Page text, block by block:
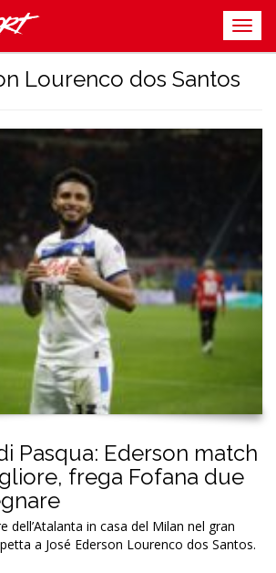
Lourenco dos Santos
Pasqua: Ederson match
frega Fofana due
dell’Atalanta in casa del Milan nel gran
a José Ederson Lourenco dos Santos.